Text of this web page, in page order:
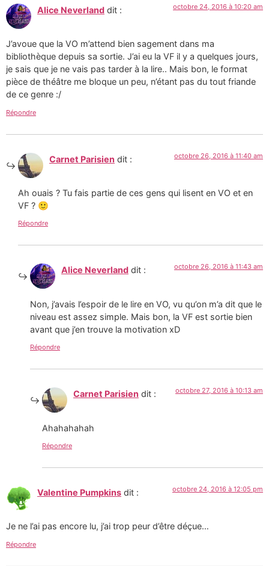
Alice Neverland dit : octobre 24, 2016 à 10:20 am
J’avoue que la VO m’attend bien sagement dans ma
bibliothèque depuis sa sortie. J’ai eu la VF il y a quelques jours,
je sais que je ne vais pas tarder à la lire.. Mais bon, le format
pièce de théâtre me bloque un peu, n’étant pas du tout friande
de ce genre :/
Répondre
Carnet Parisien dit : octobre 26, 2016 à 11:40 am
Ah ouais ? Tu fais partie de ces gens qui lisent en VO et en
VF ? 🙂
Répondre
Alice Neverland dit : octobre 26, 2016 à 11:43 am
Non, j’avais l’espoir de le lire en VO, vu qu’on m’a dit que le
niveau est assez simple. Mais bon, la VF est sortie bien
avant que j’en trouve la motivation xD
Répondre
Carnet Parisien dit : octobre 27, 2016 à 10:13 am
Ahahahahah
Répondre
Valentine Pumpkins dit : octobre 24, 2016 à 12:05 pm
Je ne l’ai pas encore lu, j’ai trop peur d’être déçue…
Répondre